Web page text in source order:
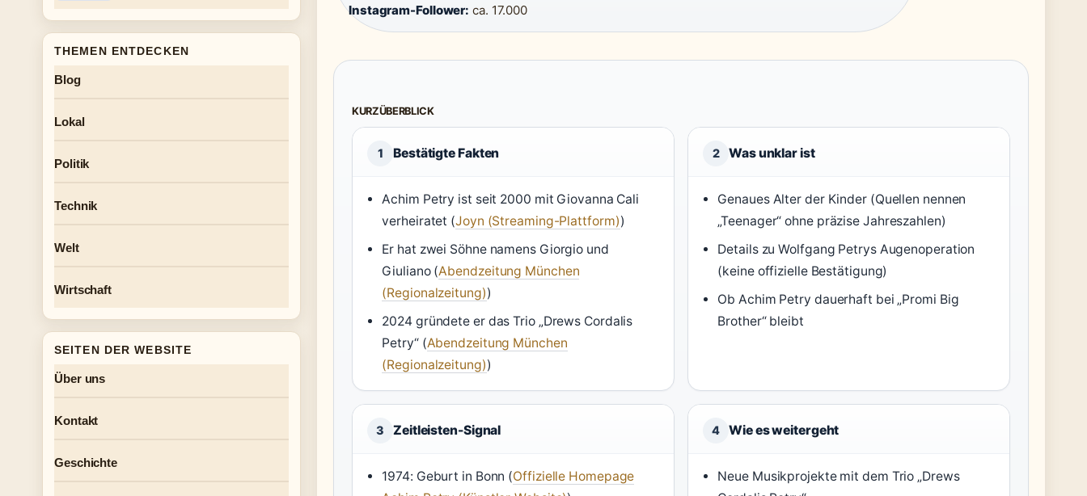
Instagram-Follower: ca. 17.000
KURZÜBERBLICK
1 Bestätigte Fakten
Achim Petry ist seit 2000 mit Giovanna Cali
verheiratet (Joyn (Streaming-Plattform))
Er hat zwei Söhne namens Giorgio und
Giuliano (Abendzeitung München
(Regionalzeitung))
2024 gründete er das Trio „Drews Cordalis
Petry“ (Abendzeitung München
(Regionalzeitung))
2 Was unklar ist
Genaues Alter der Kinder (Quellen nennen
„Teenager“ ohne präzise Jahreszahlen)
Details zu Wolfgang Petrys Augenoperation
(keine offizielle Bestätigung)
Ob Achim Petry dauerhaft bei „Promi Big
Brother“ bleibt
3 Zeitleisten-Signal
1974: Geburt in Bonn (Offizielle Homepage
4 Wie es weitergeht
Neue Musikprojekte mit dem Trio „Drews
THEMEN ENTDECKEN
Blog
Lokal
Politik
Technik
Welt
Wirtschaft
SEITEN DER WEBSITE
Über uns
Kontakt
Geschichte